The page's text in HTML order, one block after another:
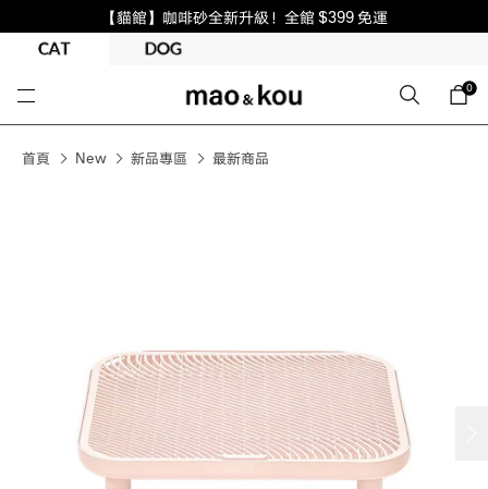
【貓館】咖啡砂全新升級！全館 $399 免運
0
首頁 New 新品專區 最新商品